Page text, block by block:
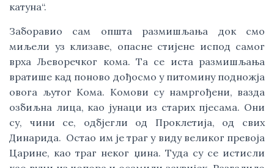
катуна“.
Заборавио сам општа размишљања док смо
миљели уз клизаве, опасне стијене испод самог
врха Љеворечког кома. Та се иста размишљања
вратише кад поново дођосмо у питомину подножја
овога љутог Кома. Комови су намргођени, вазда
озбиљна лица, као јунаци из старих пјесама. Они
су, чини се, одбјегли од Проклетија, од свих
Динарида. Остао им је траг у виду великог превоја
Царине, као траг неког џина. Туда су се истисли